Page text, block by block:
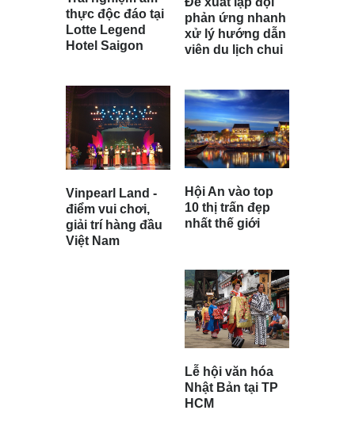
thực độc đáo tại
Lotte Legend
Hotel Saigon
Vinpearl Land -
điểm vui chơi,
giải trí hàng đầu
Việt Nam
phản ứng nhanh
xử lý hướng dẫn
viên du lịch chui
Hội An vào top
10 thị trấn đẹp
nhất thế giới
Lễ hội văn hóa
Nhật Bản tại TP
HCM